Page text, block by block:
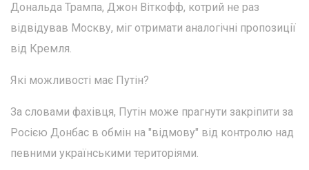
Дональда Трампа, Джон Віткофф, котрий не раз
відвідував Москву, міг отримати аналогічні пропозиції
від Кремля.
Які можливості має Путін?
За словами фахівця, Путін може прагнути закріпити за
Росією Донбас в обмін на "відмову" від контролю над
певними українськими територіями.